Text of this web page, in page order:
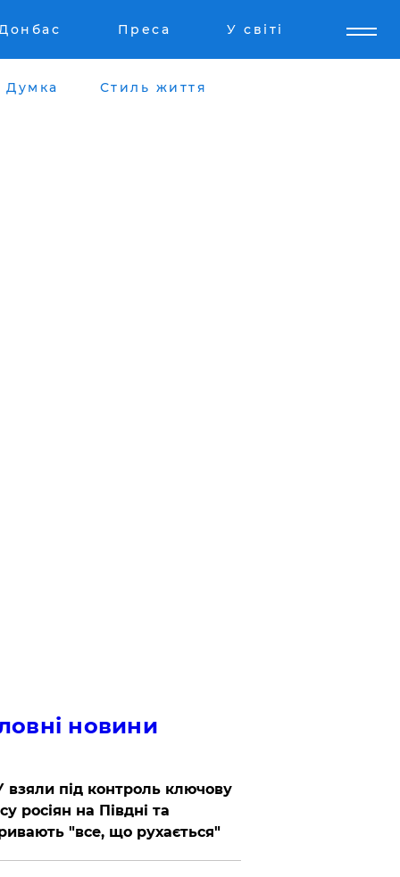
Преса У світі
Думка Стиль життя
новини
взяли під контроль ключову
росіян на Півдні та
"все, що рухається"